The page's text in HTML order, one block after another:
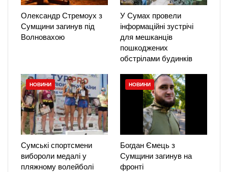
Олександр Стремоух з
Сумщини загинув під
Волновахою
У Сумах провели
інформаційні зустрічі
для мешканців
пошкоджених
обстрілами будинків
НОВИНИ
Сумські спортсмени
вибороли медалі у
пляжному волейболі
НОВИНИ
Богдан Ємець з
Сумщини загинув на
фронті